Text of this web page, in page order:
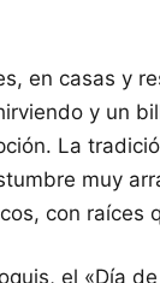
en casas y
y un
La
muy
con raíces
el «Día